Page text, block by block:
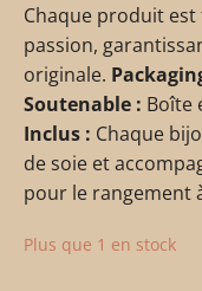
Chaque produit
passion,
originale.
Soutenable : Boîte
Inclus : Chaque
de soie et
pour le rangement
Plus que 1 en stock